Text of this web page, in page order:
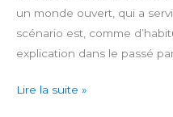
un monde ouvert, qui a
scénario est, comme
explication dans le passé
Légendes
Lire la suite »